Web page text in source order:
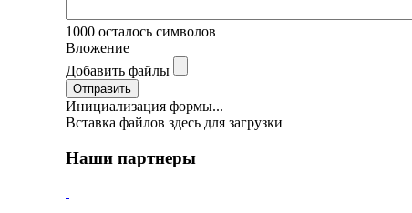
1000 осталось символов
Вложение
Добавить файлы
Отправить
Инициализация формы...
Вставка файлов здесь для загрузки
Наши партнеры